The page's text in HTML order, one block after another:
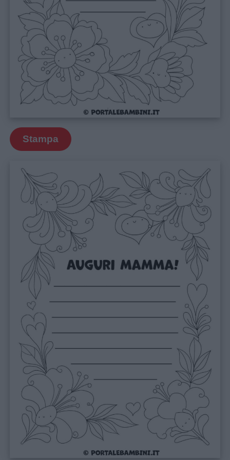
Stampa